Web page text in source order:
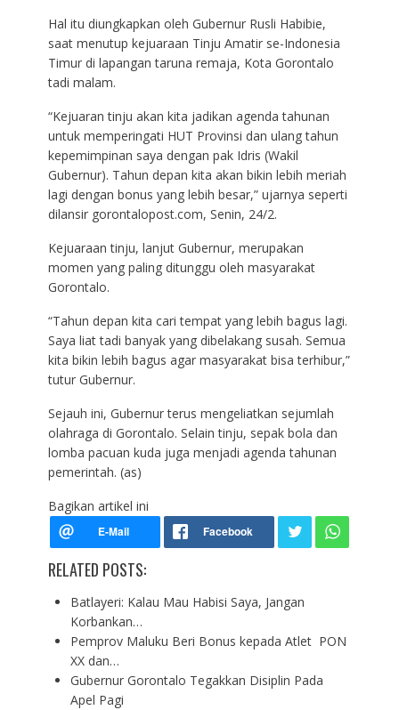
Hal itu diungkapkan oleh Gubernur Rusli Habibie,
saat menutup kejuaraan Tinju Amatir se-Indonesia
Timur di lapangan taruna remaja, Kota Gorontalo
tadi malam.
“Kejuaran tinju akan kita jadikan agenda tahunan
untuk memperingati HUT Provinsi dan ulang tahun
kepemimpinan saya dengan pak Idris (Wakil
Gubernur). Tahun depan kita akan bikin lebih meriah
lagi dengan bonus yang lebih besar,” ujarnya seperti
dilansir gorontalopost.com, Senin, 24/2.
Kejuaraan tinju, lanjut Gubernur, merupakan
momen yang paling ditunggu oleh masyarakat
Gorontalo.
“Tahun depan kita cari tempat yang lebih bagus lagi.
Saya liat tadi banyak yang dibelakang susah. Semua
kita bikin lebih bagus agar masyarakat bisa terhibur,”
tutur Gubernur.
Sejauh ini, Gubernur terus mengeliatkan sejumlah
olahraga di Gorontalo. Selain tinju, sepak bola dan
lomba pacuan kuda juga menjadi agenda tahunan
pemerintah. (as)
Bagikan artikel ini
RELATED POSTS:
Batlayeri: Kalau Mau Habisi Saya, Jangan
Korbankan…
Pemprov Maluku Beri Bonus kepada Atlet PON
XX dan…
Gubernur Gorontalo Tegakkan Disiplin Pada
Apel Pagi